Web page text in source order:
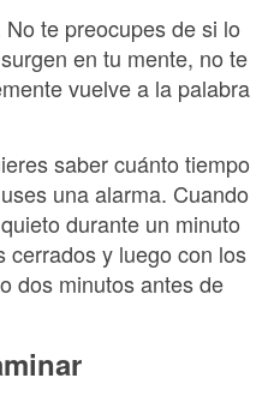
te preocupes de si lo
en tu mente, no te
vuelve a la palabra
saber cuánto tiempo
una alarma. Cuando
durante un minuto
cerrados y luego con los
dos minutos antes de